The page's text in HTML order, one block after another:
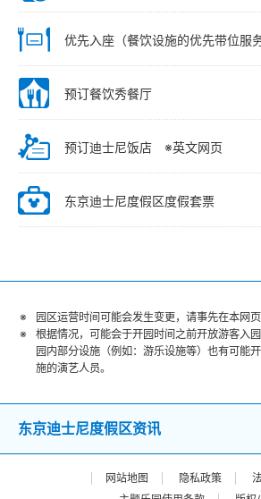
优先入座（餐饮设施的优先带位服务
预订餐饮秀餐厅
预订迪士尼饭店 ※英文网页
东京迪士尼度假区度假套票
园区运营时间可能会发生变更，请事先在本网页
根据情况，可能会于开园时间之前开放游客入
园内部分设施（例如：游乐设施等）也有可能
施的演艺人员。
东京迪士尼度假区资讯
网站地图 隐私政策